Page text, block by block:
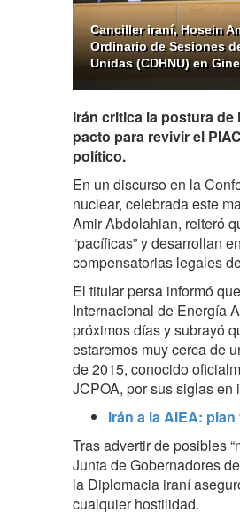
Canciller iraní, Hosein
Ordinario de Sesiones
Unidas (CDHNU) en
Irán critica la postura
pacto para revivir el
político.
En un discurso en la
nuclear, celebrada este
Amir Abdolahian, reiteró
“pacíficas” y desarrollan
compensatorias legales
El titular persa informó
Internacional de Energía
próximos días y subrayó
estaremos muy cerca de
de 2015, conocido
JCPOA, por sus siglas en
Irán a la AIEA:
Tras advertir de posibles
Junta de Gobernadores
la Diplomacia iraní
cualquier hostilidad.